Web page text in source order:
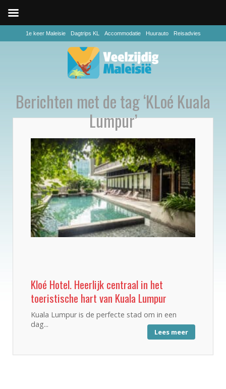
1e keer Maleisie Dagtrips KL Accommodatie Huurauto Reisadvies
Berichten met de tag ‘KLoé Kuala
Lumpur’
Kloé Hotel. Heerlijk centraal in het
toeristische hart van Kuala Lumpur
Kuala Lumpur is de perfecte stad om in een
dag...
Lees meer